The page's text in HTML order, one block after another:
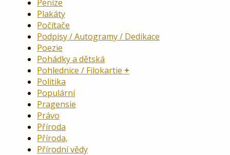
Peníze
Plakáty
Počítače
Podpisy / Autogramy / Dedikace
Poezie
Pohádky a dětská
Pohlednice / Filokartie
Politika
Populární
Pragensie
Právo
Příroda
Příroda,
Přírodní vědy